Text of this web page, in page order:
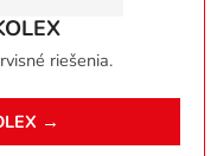
riešenia.
→